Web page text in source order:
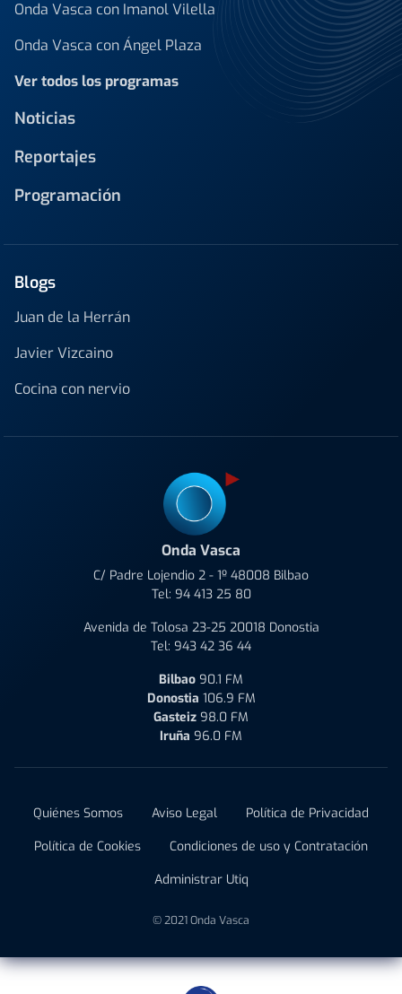
Onda Vasca con Imanol Vilella
Onda Vasca con Ángel Plaza
Ver todos los programas
Noticias
Reportajes
Programación
Blogs
Juan de la Herrán
Javier Vizcaino
Cocina con nervio
Onda Vasca
C/ Padre Lojendio 2 - 1º 48008 Bilbao
Tel: 94 413 25 80
Avenida de Tolosa 23-25 20018 Donostia
Tel: 943 42 36 44
Bilbao 90.1 FM
Donostia 106.9 FM
Gasteiz 98.0 FM
Iruña 96.0 FM
Quiénes Somos Aviso Legal
Política de Privacidad
Política de Cookies
Condiciones de uso y Contratación
Administrar Utiq
© 2021 Onda Vasca